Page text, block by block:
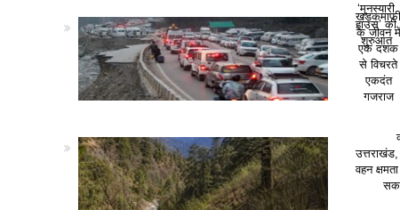
‘मुनस्यारी
हाउस’ की
शुरुआत
के जीवन में
एक दशक
से विचरते
एकदंत
गजराज
उत्तराखंड,
वहन